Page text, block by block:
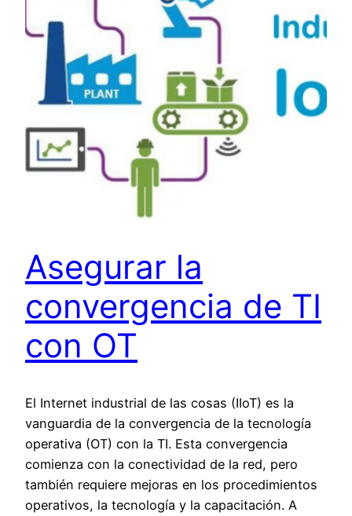
Asegurar la
convergencia de TI
con OT
El Internet industrial de las cosas (IIoT) es la
vanguardia de la convergencia de la tecnología
operativa (OT) con la TI. Esta convergencia
comienza con la conectividad de la red, pero
también requiere mejoras en los procedimientos
operativos, la tecnología y la capacitación. A